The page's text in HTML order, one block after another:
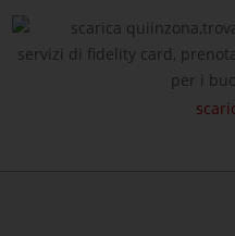
scarica
servizi di fidelity card,
per i